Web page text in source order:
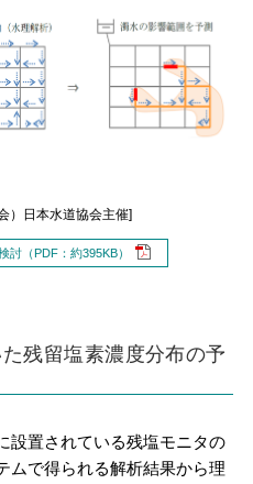
）日本水道協会主催]
討（PDF：約395KB）
残留塩素濃度分布の予
設置されている残塩モニタの
ムで得られる解析結果から理